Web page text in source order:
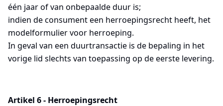
één jaar of van onbepaalde duur is;
indien de consument een herroepingsrecht heeft, het
modelformulier voor herroeping.
In geval van een duurtransactie is de bepaling in het
vorige lid slechts van toepassing op de eerste levering.
Artikel 6 - Herroepingsrecht